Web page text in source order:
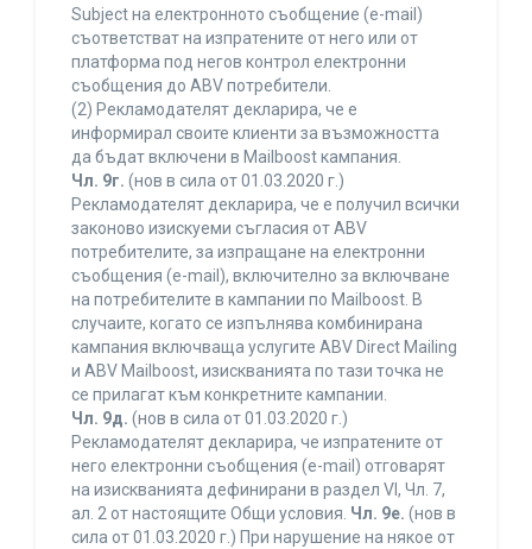
Subject на електронното съобщение (e-mail)
съответстват на изпратените от него или от
платформа под негов контрол електронни
съобщения до ABV потребители.
(2) Рекламодателят декларира, че е
информирал своите клиенти за възможността
да бъдат включени в Mailboost кампания.
Чл. 9г. (нов в сила от 01.03.2020 г.)
Рекламодателят декларира, че е получил всички
законово изискуеми съгласия от ABV
потребителите, за изпращане на електронни
съобщения (e-mail), включително за включване
на потребителите в кампании по Mailboost. В
случаите, когато се изпълнява комбинирана
кампания включваща услугите ABV Direct Mailing
и ABV Mailboost, изискванията по тази точка не
се прилагат към конкретните кампании.
Чл. 9д. (нов в сила от 01.03.2020 г.)
Рекламодателят декларира, че изпратените от
него електронни съобщения (e-mail) отговарят
на изискванията дефинирани в раздел VI, Чл. 7,
ал. 2 от настоящите Общи условия. Чл. 9е. (нов в
сила от 01.03.2020 г.) При нарушение на някое от